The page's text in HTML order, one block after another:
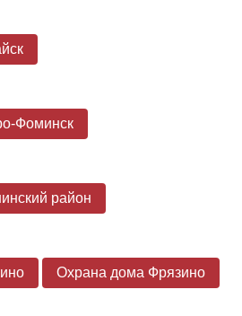
Фоминск
район
Охрана дома Фрязино